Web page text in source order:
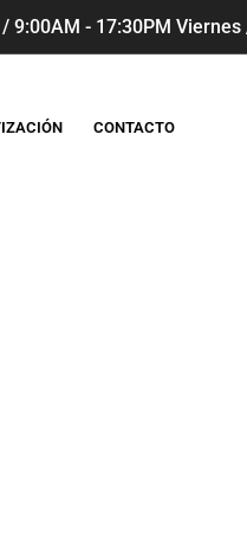
9:00AM - 17:30PM Viernes
CONTACTO